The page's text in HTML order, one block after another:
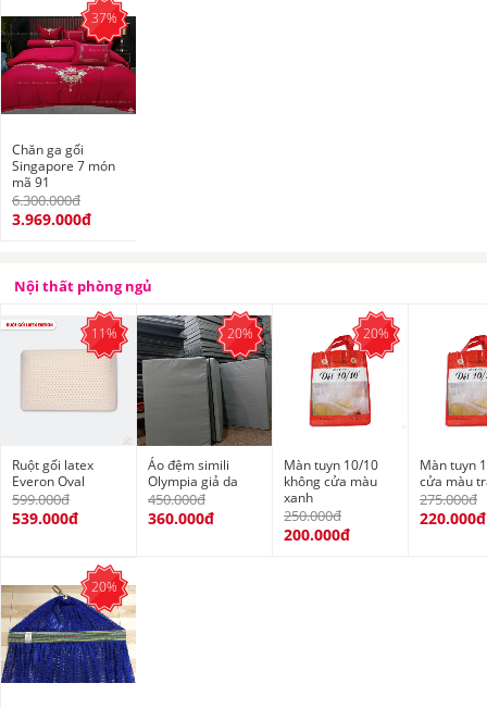
37%
Chăn ga gối
Singapore 7 món
mã 91
6.300.000đ
3.969.000đ
Nội thất phòng ngủ
11%
Ruột gối latex
Everon Oval
599.000đ
539.000đ
20%
Áo đệm simili
Olympia giả da
450.000đ
360.000đ
20%
Màn tuyn 10/10
không cửa màu
xanh
250.000đ
200.000đ
Màn tuyn
cửa màu
275.000đ
220.000đ
20%